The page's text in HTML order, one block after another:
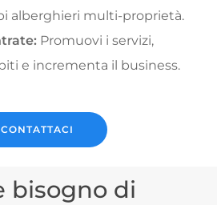
alberghieri multi-proprietà.
Promuovi i servizi,
e incrementa il business.
CONTATTACI
bisogno di